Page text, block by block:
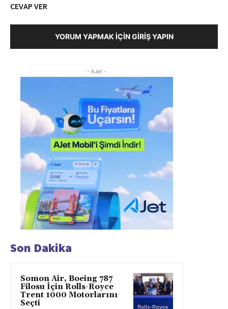
CEVAP VER
YORUM YAPMAK İÇIN GIRIŞ YAPIN
- AJet -
Son Dakika
Somon Air, Boeing 787
Filosu İçin Rolls-Royce
Trent 1000 Motorlarını
Seçti